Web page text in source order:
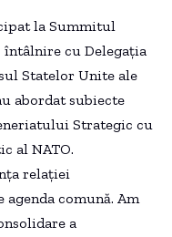
la Summitul
întâlnire cu Delegația
Statelor Unite ale
abordat subiecte
Strategic cu
al NATO.
relației
comună. Am
a